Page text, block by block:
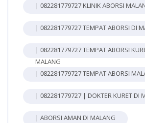
| 082281779727 KLINIK ABORSI
| 082281779727 TEMPAT ABORSI DI
| 082281779727 TEMPAT ABORSI
MALANG
| 082281779727 TEMPAT ABORSI
| 082281779727 | DOKTER KURET DI
| ABORSI AMAN DI MALANG